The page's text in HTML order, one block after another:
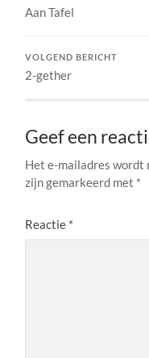
Aan Tafel
VOLGEND BERICHT
2-gether
Geef een
Het e-mailadres wordt
zijn gemarkeerd met *
Reactie *